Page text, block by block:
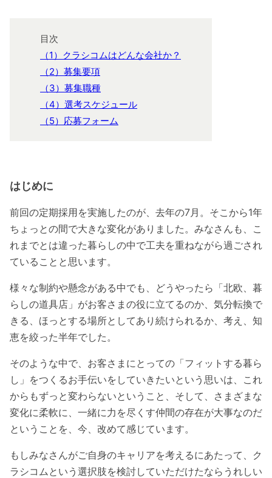
目次
（1）クラシコムはどんな会社か？
（2）募集要項
（3）募集職種
（4）選考スケジュール
（5）応募フォーム
はじめに
前回の定期採用を実施したのが、去年の7月。そこから1年
ちょっとの間で大きな変化がありました。みなさんも、こ
れまでとは違った暮らしの中で工夫を重ねながら過ごされ
ていることと思います。
様々な制約や懸念がある中でも、どうやったら「北欧、暮
らしの道具店」がお客さまの役に立てるのか、気分転換で
きる、ほっとする場所としてあり続けられるか、考え、知
恵を絞った半年でした。
そのような中で、お客さまにとっての「フィットする暮ら
し」をつくるお手伝いをしていきたいという思いは、これ
からもずっと変わらないということ、そして、さまざまな
変化に柔軟に、一緒に力を尽くす仲間の存在が大事なのだ
ということを、今、改めて感じています。
もしみなさんがご自身のキャリアを考えるにあたって、ク
ラシコムという選択肢を検討していただけたならうれしい